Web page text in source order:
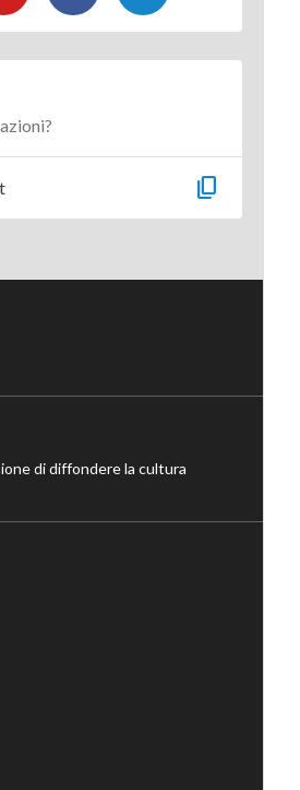
content_copy
di diffondere la cultura